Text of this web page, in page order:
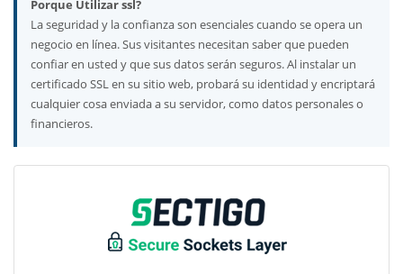
Porque Utilizar ssl?
La seguridad y la confianza son esenciales cuando se opera un
negocio en línea. Sus visitantes necesitan saber que pueden
confiar en usted y que sus datos serán seguros. Al instalar un
certificado SSL en su sitio web, probará su identidad y encriptará
cualquier cosa enviada a su servidor, como datos personales o
financieros.